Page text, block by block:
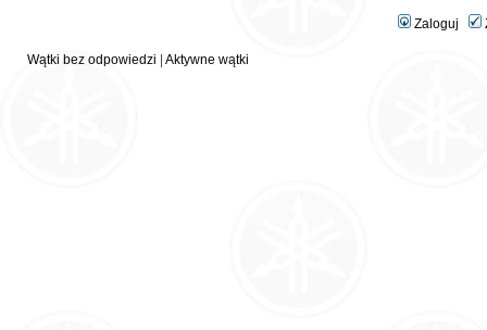
Zaloguj
Wątki bez odpowiedzi Aktywne wątki